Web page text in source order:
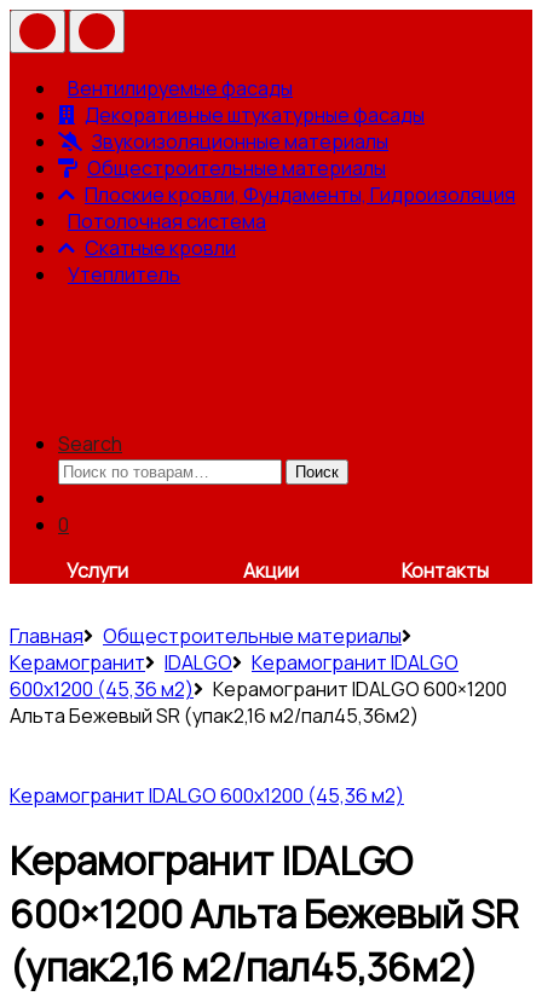
Вентилируемые фасады
Декоративные штукатурные фасады
Звукоизоляционные материалы
Общестроительные материалы
Плоские кровли, Фундаменты, Гидроизоляция
Потолочная система
Скатные кровли
Утеплитель
Search
Искать:
Поиск
0
Услуги
Акции Контакты
Главная
Общестроительные материалы
Керамогранит
IDALGO
Керамогранит IDALGO
600x1200 (45,36 м2)
Керамогранит IDALGO 600×1200
Альта Бежевый SR (упак2,16 м2/пал45,36м2)
Керамогранит IDALGO 600x1200 (45,36 м2)
Керамогранит IDALGO
600×1200 Альта Бежевый SR
(упак2,16 м2/пал45,36м2)